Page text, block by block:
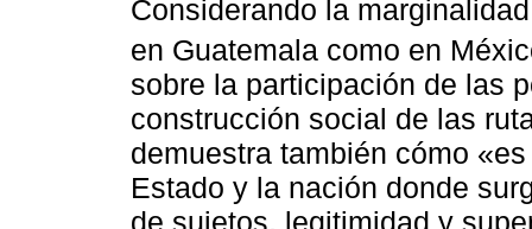
Considerando la
en Guatemala como en
sobre la participación de las
construcción social de las
demuestra también cómo
Estado y la nación donde
de sujetos, legitimidad y